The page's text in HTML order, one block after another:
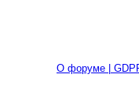
О форуме |